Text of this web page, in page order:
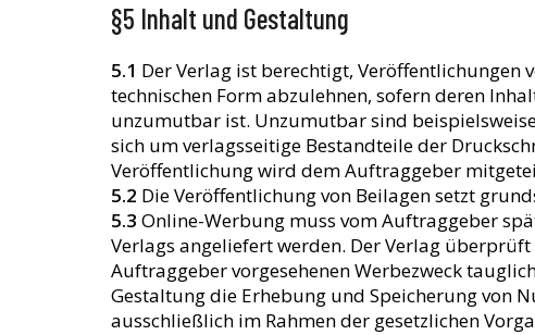
§5 Inhalt und Gestaltung
5.1 Der Verlag ist berechtigt, Veröffentlichungen
technischen Form abzulehnen, sofern deren
unzumutbar ist. Unzumutbar sind
sich um verlagsseitige Bestandteile der
Veröffentlichung wird dem Auftraggeber
5.2 Die Veröffentlichung von Beilagen setzt
5.3 Online-Werbung muss vom Auftraggeber
Verlags angeliefert werden. Der Verlag
Auftraggeber vorgesehenen Werbezweck
Gestaltung die Erhebung und Speicherung von
ausschließlich im Rahmen der gesetzlichen